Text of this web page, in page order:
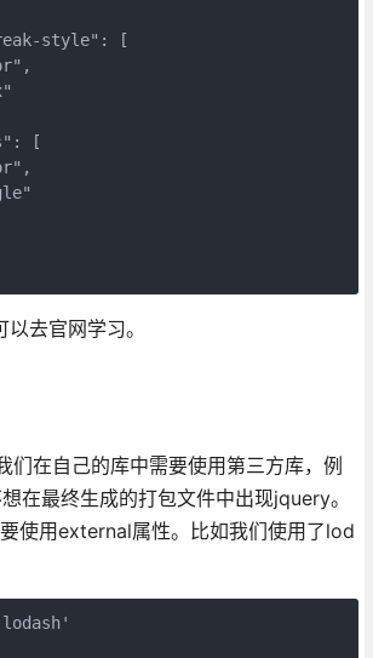
style": [
[
去官网学习。
们在自己的库中需要使用第三方库，例
在最终生成的打包文件中出现jquery。
使用external属性。比如我们使用了lod